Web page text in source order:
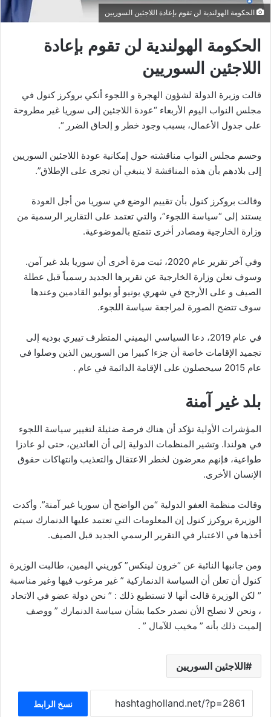
الحكومة الهولندية لن تقوم بإعادة اللاجئين السوريين
الحكومة الهولندية لن تقوم بإعادة
اللاجئين السوريين
قالت وزيرة الدولة لشؤون الهجرة و اللجوء أنكي بروكرز كنول في
مجلس النواب اليوم الأربعاء “عودة اللاجئين إلى سوريا غير مطروحة
على جدول الأعمال، بسبب وجود خطر و إلحاق الضرر “.
وحسم مجلس النواب مناقشته حول إمكانية عودة اللاجئين السوريين
إلى بلادهم بأن هذه المناقشة لا ينبغي أن تجرى على الإطلاق”.
وقالت بروكرز كنول بأن تقييم الوضع في سوريا من أجل العودة
يستند إلى “سياسة اللجوء”، والتي تعتمد على التقارير الرسمية من
وزارة الخارجية ومصادر أخرى تتمتع بالموضوعية.
وفي آخر تقرير عام 2020، ثبت مرة أخرى أن سوريا بلد غير آمن.
وسوف تعلن وزارة الخارجية عن تقريرها الجديد رسمياً قبل عطلة
الصيف و على الأرجح في شهري يونيو أو يوليو القادمين وعندها
سوف تتضح الصورة لمراجعة سياسة اللجوء.
في عام 2019، دعا السياسي اليميني المتطرف تييري بوديه إلى
تجميد الإقامات خاصة أن جزءا كبيرا من السوريين الذين وصلوا في
عام 2015 سيحصلون على الإقامة الدائمة في عام .
بلد غير آمنة
المؤشرات الأولية تؤكد أن هناك فرصة ضئيلة لتغيير سياسة اللجوء
في هولندا. وتشير المنظمات الدولية إلى أن العائدين، حتى لو عادزا
طواعية، فإنهم معرضون لخطر الاعتقال والتعذيب وانتهاكات حقوق
الإنسان الأخرى.
وقالت منظمة العفو الدولية “من الواضح أن سوريا غير آمنة”. وأكدت
الوزيرة بروكرز كنول إن المعلومات التي تعتمد عليها الدنمارك سيتم
أخذها في الاعتبار في التقرير الرسمي الجديد قبل الصيف.
ومن جانبها النائبة عن “خرون لينكس” کوريني اليمين، طالبت الوزيرة
کنول أن تعلن أن السياسة الدنماركية ” غير مرغوب فيها وغير مناسبة
” لكن الوزيرة قالت أنها لا تستطيع ذلك : ” نحن دولة عضو في الاتحاد
، ونحن لا نصلح الأن نصدر حكما بشأن سياسة الدنمارك ” ووصف
إلميت ذلك بأنه ” مخيب للآمال ” .
اللاجئين السوريين
نسخ الرابط